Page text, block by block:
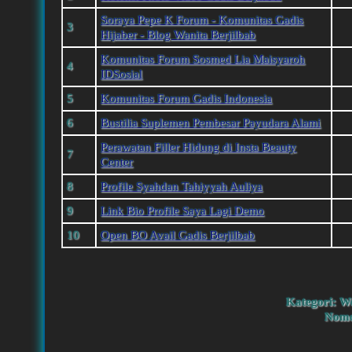
3
Soraya Pepe K Forum - Komunitas Gadis
Hijaber - Blog Wanita Berjilbab
4
Komunitas Forum Sosmed Lia Maisyaroh
IDSosial
5
Komunitas Forum Gadis Indonesia
6
Bustilia Suplemen Pembesar Payudara Alami
7
Perawatan Filler Hidung di Insta Beauty
Center
8
Profile Syahdan Tahiyyah Auliya
9
Link Bio Profile Saya Lagi Demo
10
Open BO Avail Gadis Berjilbab
Kategori: